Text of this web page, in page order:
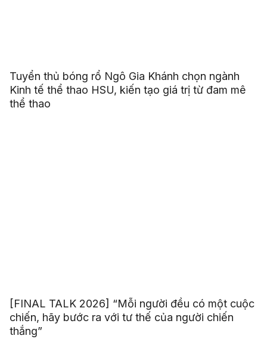
Tuyển thủ bóng rổ Ngô Gia Khánh chọn ngành
Kinh tế thể thao HSU, kiến tạo giá trị từ đam mê
thể thao
[FINAL TALK 2026] “Mỗi người đều có một cuộc
chiến, hãy bước ra với tư thế của người chiến
thắng”